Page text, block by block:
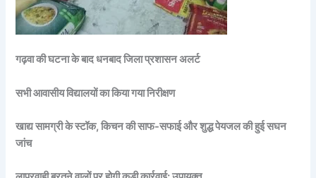
गढ़वा की घटना के बाद धनबाद जिला प्रशासन अलर्ट
सभी आवासीय विद्यालयों का किया गया निरीक्षण
खाद्य सामग्री के स्टॉक, किचन की साफ-सफाई और शुद्ध पेयजल की हुई सघन
जांच